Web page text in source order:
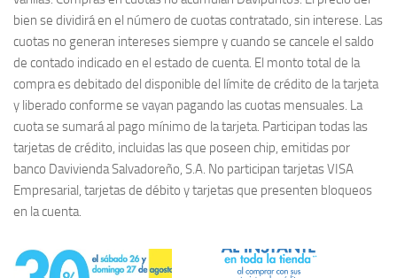
bien se dividirá en el número de cuotas contratado, sin interese. Las
cuotas no generan intereses siempre y cuando se cancele el saldo
de contado indicado en el estado de cuenta. El monto total de la
compra es debitado del disponible del límite de crédito de la tarjeta
y liberado conforme se vayan pagando las cuotas mensuales. La
cuota se sumará al pago mínimo de la tarjeta. Participan todas las
tarjetas de crédito, incluidas las que poseen chip, emitidas por
banco Davivienda Salvadoreño, S.A. No participan tarjetas VISA
Empresarial, tarjetas de débito y tarjetas que presenten bloqueos
en la cuenta.